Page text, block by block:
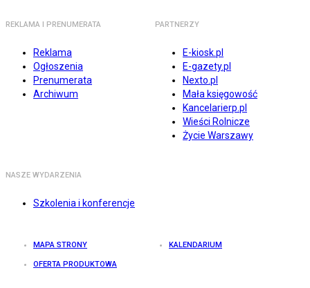
REKLAMA I PRENUMERATA
Reklama
Ogłoszenia
Prenumerata
Archiwum
PARTNERZY
E-kiosk.pl
E-gazety.pl
Nexto.pl
Mała księgowość
Kancelarierp.pl
Wieści Rolnicze
Życie Warszawy
NASZE WYDARZENIA
Szkolenia i konferencje
MAPA STRONY KALENDARIUM
OFERTA PRODUKTOWA